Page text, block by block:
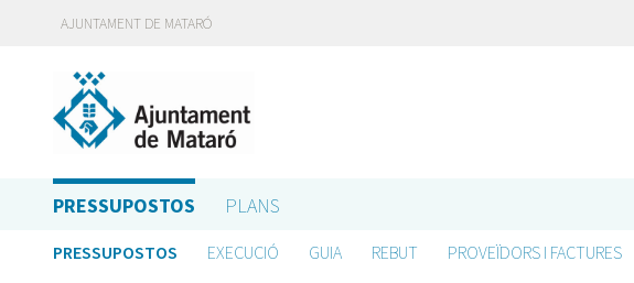
AJUNTAMENT DE MATARÓ
PRESSUPOSTOS PLANS
PRESSUPOSTOS EXECUCIÓ GUIA REBUT PROVEÏDORS I FACTURES